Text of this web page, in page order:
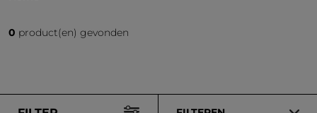
0 product(en) gevonden